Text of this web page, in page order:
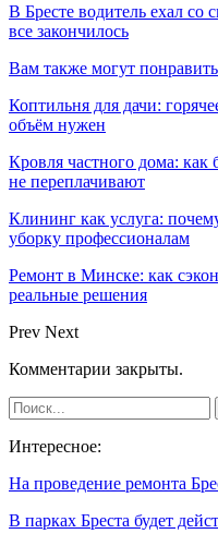
В Бресте водитель ехал со
все закончилось
Вам также могут
Коптильня для дачи:
объём нужен
Кровля частного дома:
не переплачивают
Клининг как услуга:
уборку профессионалам
Ремонт в Минске: как
реальные решения
Prev Next
Комментарии закрыты.
Интересное:
На проведение ремонта
В парках Бреста будет